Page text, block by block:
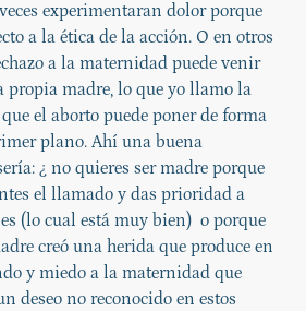
experimentaran dolor porque
a la ética de la acción. O en otros
a la maternidad puede venir
propia madre, lo que yo llamo la
el aborto puede poner de forma
plano. Ahí una buena
¿ no quieres ser madre porque
el llamado y das prioridad a
(lo cual está muy bien) o porque
creó una herida que produce en
y miedo a la maternidad que
deseo no reconocido en estos